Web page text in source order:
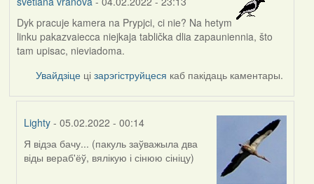
Dyk pracuje kamera na Prypjci, ci nie? Na hetym
linku pakazvaiecca niejkaja tablička dlia zapauniennia, što
tam upisac, nieviadoma.
Увайдзіце цізарэгіструйцеся каб пакідаць каментары.
Lighty - 05.02.2022 - 00:14
In
reply
Я відэа бачу... (пакуль заўважыла два
віды вераб'ёў, вялікую і сінюю сініцу)